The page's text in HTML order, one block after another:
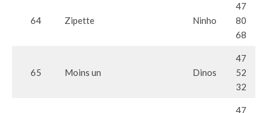
64 Zipette Ninho
47
80
68
65 Moins un Dinos
47
52
32
47